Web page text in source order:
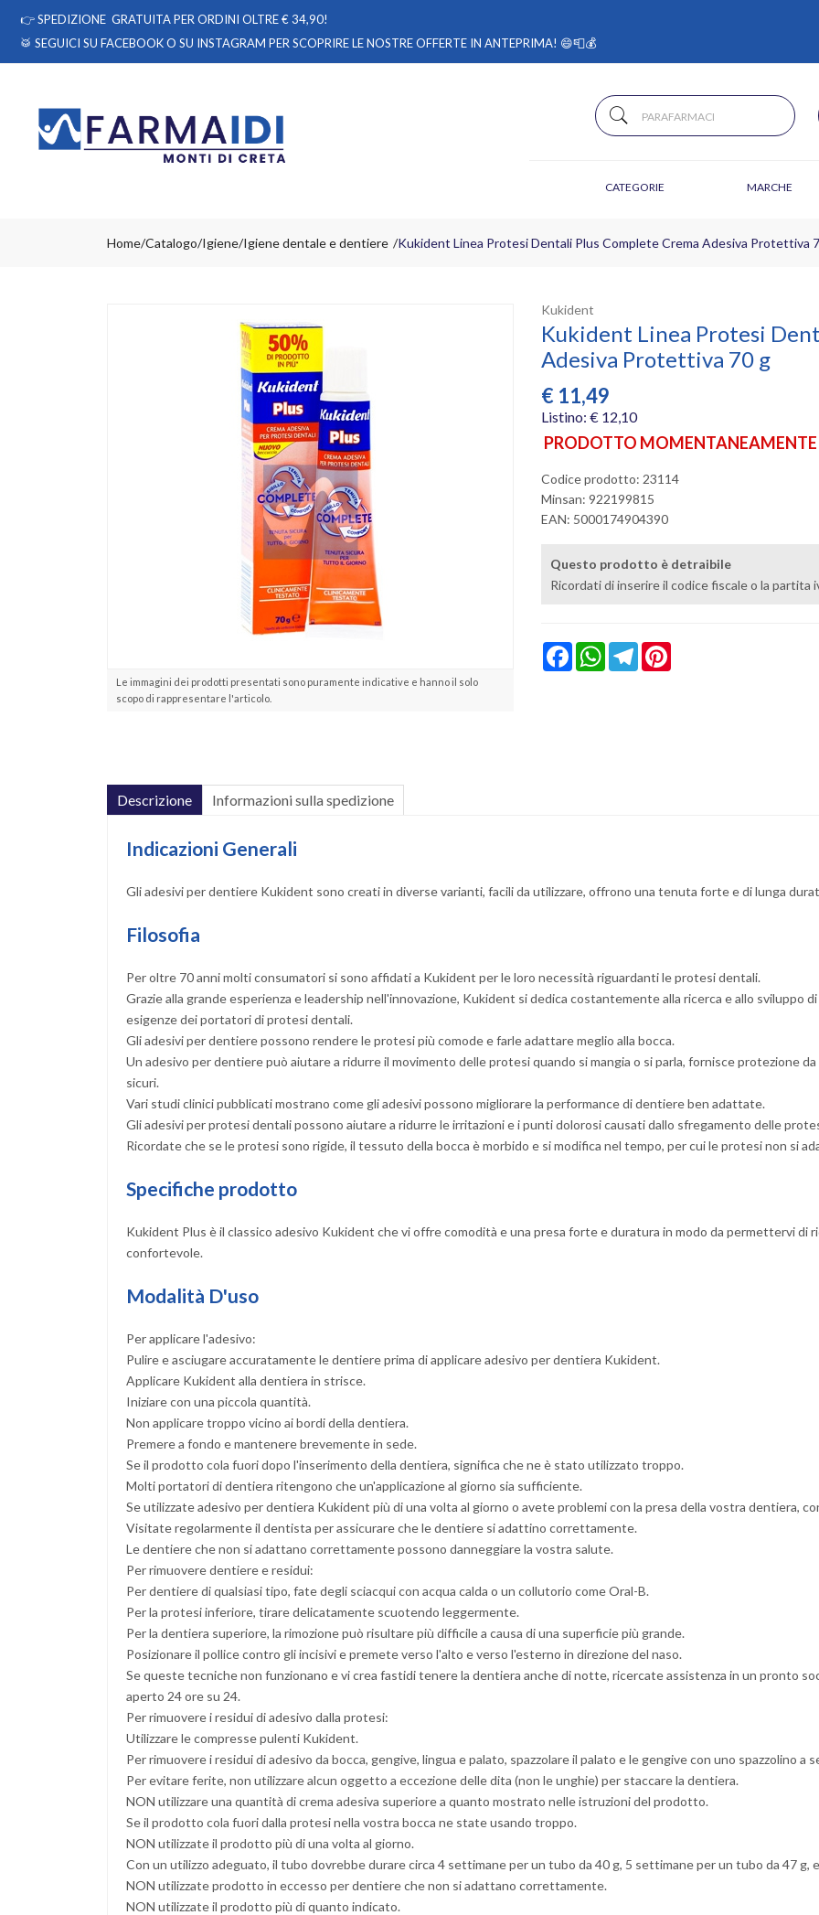
👉SPEDIZIONE GRATUITA PER ORDINI OLTRE € 34,90!
🥁 SEGUICI SU FACEBOOKO SU INSTAGRAM PER SCOPRIRE LE NOSTRE OFFERTE IN ANTEPRIMA! 😄📮💰
CATEGORIE MARCHE
Home Catalogo/Igiene/Igiene dentale e dentiere Kukident Linea Protesi Dentali Plus Complete Crema Adesiva Protettiva
Le immagini dei prodotti presentati sono puramente indicative e hanno il solo
scopo di rappresentare l'articolo.
Kukident
Kukident Linea Protesi
Adesiva Protettiva 70 g
€ 11,49
Listino: € 12,10
PRODOTTO
Codice prodotto: 23114
Minsan: 922199815
EAN: 5000174904390
Questo prodotto è detraibile
Ricordati di inserire il codice fiscale o la
FacebookWhatsAppTelegram
Descrizione Informazioni sulla spedizione
Indicazioni Generali
Gli adesivi per dentiere Kukident sono creati in diverse varianti, facili da utilizzare, offrono una tenuta forte e di lunga
Filosofia
Per oltre 70 anni molti consumatori si sono affidati a Kukident per le loro necessità riguardanti le protesi dentali.
Grazie alla grande esperienza e leadership nell'innovazione, Kukident si dedica costantemente alla ricerca e allo sviluppo
esigenze dei portatori di protesi dentali.
Gli adesivi per dentiere possono rendere le protesi più comode e farle adattare meglio alla bocca.
Un adesivo per dentiere può aiutare a ridurre il movimento delle protesi quando si mangia o si parla, fornisce protezione
sicuri.
Vari studi clinici pubblicati mostrano come gli adesivi possono migliorare la performance di dentiere ben adattate.
Gli adesivi per protesi dentali possono aiutare a ridurre le irritazioni e i punti dolorosi causati dallo sfregamento delle
Ricordate che se le protesi sono rigide, il tessuto della bocca è morbido e si modifica nel tempo, per cui le protesi non si
Specifiche prodotto
Kukident Plus è il classico adesivo Kukident che vi offre comodità e una presa forte e duratura in modo da permettervi di
confortevole.
Modalità D'uso
Per applicare l'adesivo:
Pulire e asciugare accuratamente le dentiere prima di applicare adesivo per dentiera Kukident.
Applicare Kukident alla dentiera in strisce.
Iniziare con una piccola quantità.
Non applicare troppo vicino ai bordi della dentiera.
Premere a fondo e mantenere brevemente in sede.
Se il prodotto cola fuori dopo l'inserimento della dentiera, significa che ne è stato utilizzato troppo.
Molti portatori di dentiera ritengono che un'applicazione al giorno sia sufficiente.
Se utilizzate adesivo per dentiera Kukident più di una volta al giorno o avete problemi con la presa della vostra dentiera,
Visitate regolarmente il dentista per assicurare che le dentiere si adattino correttamente.
Le dentiere che non si adattano correttamente possono danneggiare la vostra salute.
Per rimuovere dentiere e residui:
Per dentiere di qualsiasi tipo, fate degli sciacqui con acqua calda o un collutorio come Oral-B.
Per la protesi inferiore, tirare delicatamente scuotendo leggermente.
Per la dentiera superiore, la rimozione può risultare più difficile a causa di una superficie più grande.
Posizionare il pollice contro gli incisivi e premete verso l'alto e verso l'esterno in direzione del naso.
Se queste tecniche non funzionano e vi crea fastidi tenere la dentiera anche di notte, ricercate assistenza in un pronto
aperto 24 ore su 24.
Per rimuovere i residui di adesivo dalla protesi:
Utilizzare le compresse pulenti Kukident.
Per rimuovere i residui di adesivo da bocca, gengive, lingua e palato, spazzolare il palato e le gengive con uno spazzolino a
Per evitare ferite, non utilizzare alcun oggetto a eccezione delle dita (non le unghie) per staccare la dentiera.
NON utilizzare una quantità di crema adesiva superiore a quanto mostrato nelle istruzioni del prodotto.
Se il prodotto cola fuori dalla protesi nella vostra bocca ne state usando troppo.
NON utilizzate il prodotto più di una volta al giorno.
Con un utilizzo adeguato, il tubo dovrebbe durare circa 4 settimane per un tubo da 40 g, 5 settimane per un tubo da 47 g,
NON utilizzate prodotto in eccesso per dentiere che non si adattano correttamente.
NON utilizzate il prodotto più di quanto indicato.